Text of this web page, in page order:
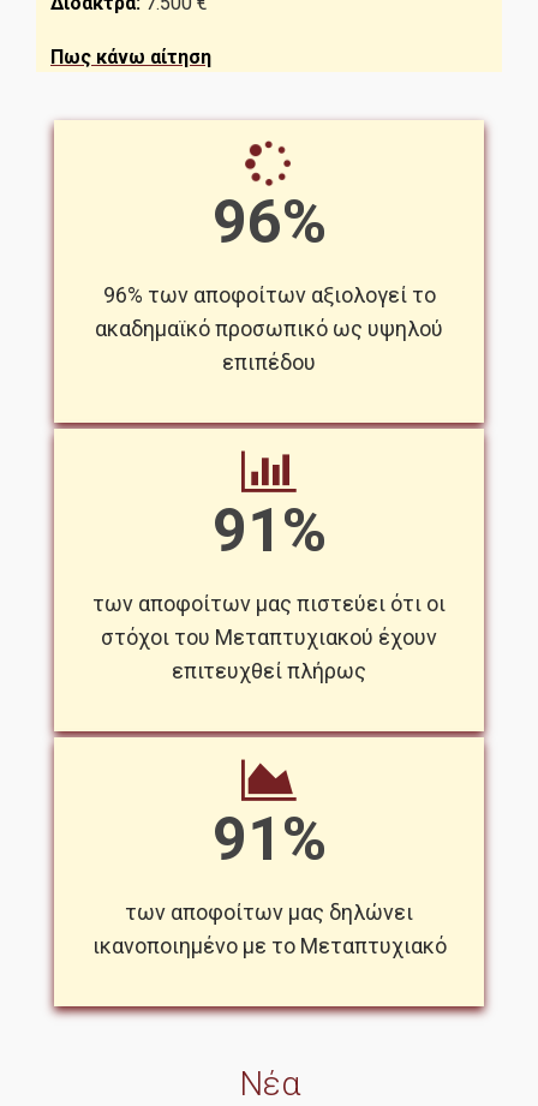
Πως κάνω αίτηση
96%
96% των αποφοίτων αξιολογεί το
ακαδημαϊκό προσωπικό ως υψηλού
επιπέδου
91%
των αποφοίτων μας πιστεύει ότι οι
στόχοι του Μεταπτυχιακού έχουν
επιτευχθεί πλήρως
91%
των αποφοίτων μας δηλώνει
ικανοποιημένο με το Μεταπτυχιακό
Νέα